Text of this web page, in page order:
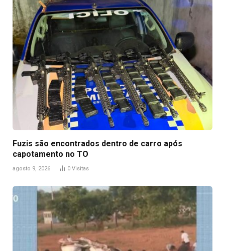
Fuzis são encontrados dentro de carro após
capotamento no TO
agosto 9, 2026 0 Visitas